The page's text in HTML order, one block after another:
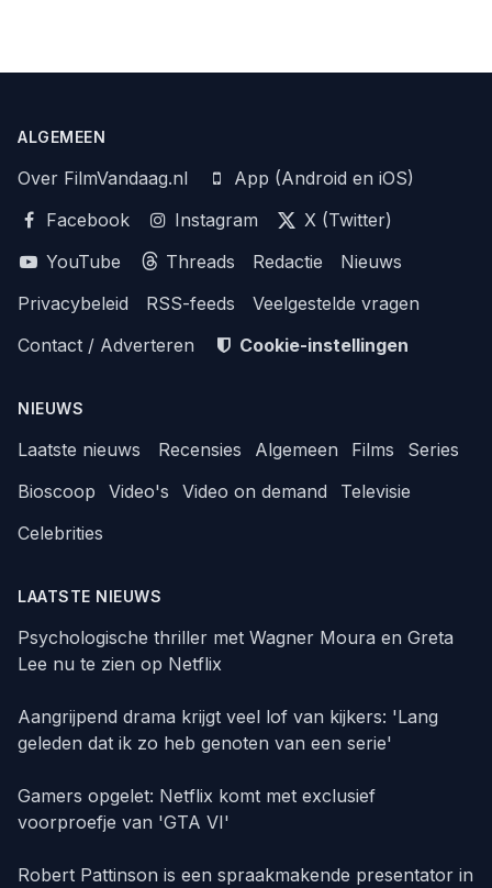
ALGEMEEN
Over FilmVandaag.nl
App (Android en iOS)
Facebook
Instagram
X (Twitter)
YouTube
Threads Redactie
Nieuws
Privacybeleid
RSS-feeds
Veelgestelde vragen
Contact / Adverteren
Cookie-instellingen
NIEUWS
Laatste nieuws Recensies Algemeen Films
Series
Bioscoop
Video's Video on demand
Televisie
Celebrities
LAATSTE NIEUWS
Psychologische thriller met Wagner Moura en Greta
Lee nu te zien op Netflix
Aangrijpend drama krijgt veel lof van kijkers: 'Lang
geleden dat ik zo heb genoten van een serie'
Gamers opgelet: Netflix komt met exclusief
voorproefje van 'GTA VI'
Robert Pattinson is een spraakmakende presentator in